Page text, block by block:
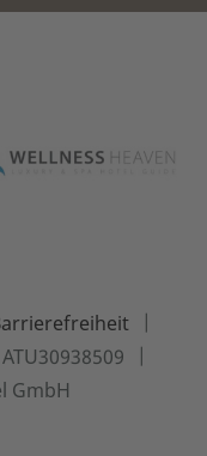
|
ATU30938509
|
GmbH